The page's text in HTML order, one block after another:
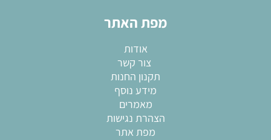
מפת האתר
אודות
צור קשר
תקנון החנות
מידע נוסף
מאמרים
הצהרת נגישות
מפת אתר